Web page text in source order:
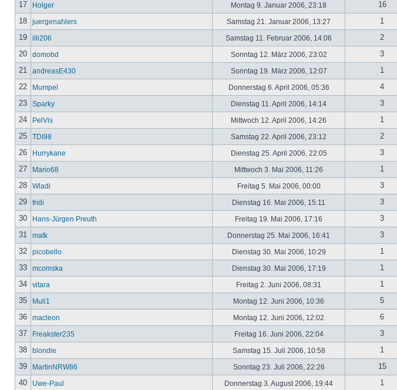
17
Holger Montag 9. Januar 2006, 23:18
16
18
juergenahlers Samstag 21. Januar 2006, 13:27
1
19
illi206 Samstag 11. Februar 2006, 14:06
2
20
domobd Sonntag 12. März 2006, 23:02
3
21
andreasE430 Sonntag 19. März 2006, 12:07
1
22
Mumpel Donnerstag 6. April 2006, 05:36
4
23
Sparky Dienstag 11. April 2006, 14:14
3
24
PelVis Mittwoch 12. April 2006, 14:26
1
25
TDI98 Samstag 22. April 2006, 23:12
2
26
Hurrykane Dienstag 25. April 2006, 22:05
3
27
Mario68 Mittwoch 3. Mai 2006, 11:26
1
28
Wladi Freitag 5. Mai 2006, 00:00
3
29
fridi Dienstag 16. Mai 2006, 15:11
3
30
Hans-Jürgen Preuth Freitag 19. Mai 2006, 17:16
3
31
matk Donnerstag 25. Mai 2006, 16:41
3
32
picobello Dienstag 30. Mai 2006, 10:29
1
33
mcomska Dienstag 30. Mai 2006, 17:19
1
34
vitara Freitag 2. Juni 2006, 08:31
1
35
Muli1 Montag 12. Juni 2006, 10:36
5
36
macleon Montag 12. Juni 2006, 12:02
6
37
Freakster235 Freitag 16. Juni 2006, 22:04
3
38
blondie Samstag 15. Juli 2006, 10:58
1
39
MartinNRW86 Sonntag 23. Juli 2006, 22:26
15
40
Uwe-Paul Donnerstag 3. August 2006, 19:44 1